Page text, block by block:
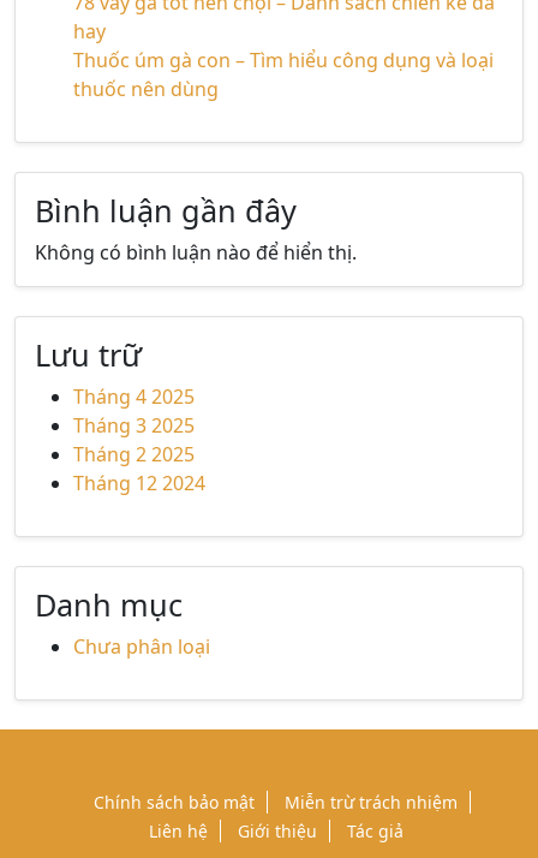
hay
Thuốc úm gà con – Tìm hiểu công dụng và loại
thuốc nên dùng
Bình luận gần đây
Không có bình luận nào để hiển thị.
Lưu trữ
Tháng 4 2025
Tháng 3 2025
Tháng 2 2025
Tháng 12 2024
Danh mục
Chưa phân loại
Chính sách bảo mật
Miễn trừ trách nhiệm
Liên hệ
Giới thiệu Tác giả